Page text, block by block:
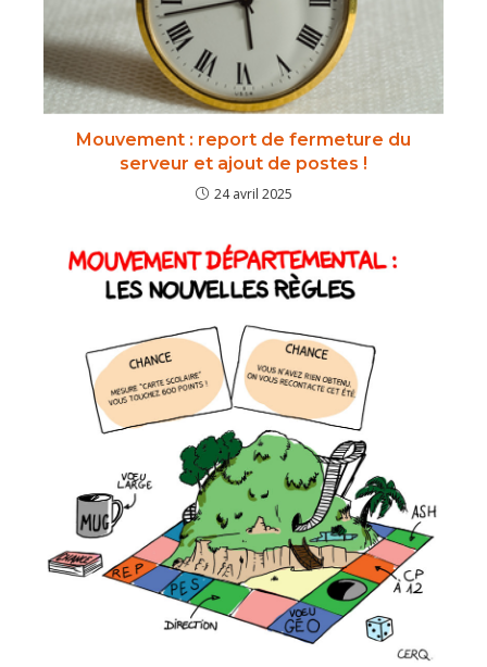
Mouvement : report de fermeture du
serveur et ajout de postes !
24 avril 2025